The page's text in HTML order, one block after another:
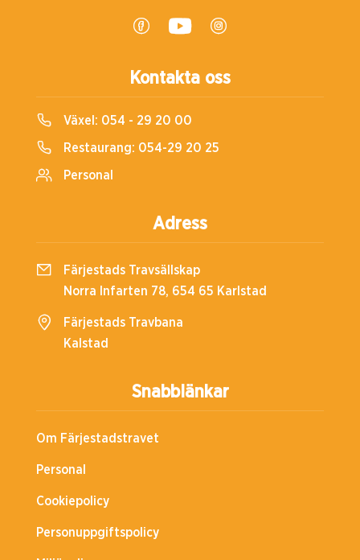
Snabblänkar
Om Färjestadstravet
Personal
Cookiepolicy
Personuppgiftspolicy
Kontakta oss
Växel: 054 - 29 20 00
Restaurang: 054-29 20 25
Personal
Adress
Färjestads Travsällskap
Norra Infarten 78, 654 65 Karlstad
Färjestads Travbana
Kalstad